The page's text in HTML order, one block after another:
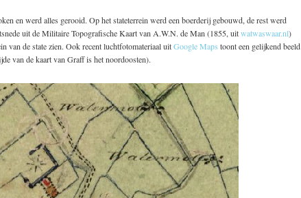
en werd alles gerooid. Op het stateterrein werd een boerderij gebouwd, de rest werd
uit de Militaire Topografische Kaart van A.W.N. de Man (1855, uitwatwaswaar.nl)
van de state zien. Ook recent luchtfotomateriaal uitGoogle Maps toont een gelijkend beeld
van de kaart van Graff is het noordoosten).